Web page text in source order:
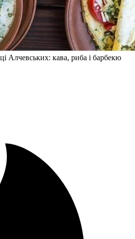
Алчевських: кава, риба і барбекю